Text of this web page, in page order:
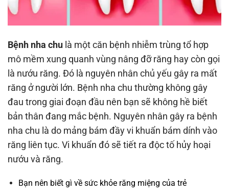
Bệnh nha chu là một căn bệnh nhiễm trùng tổ hợp
mô mềm xung quanh vùng nâng đỡ răng hay còn gọi
là nướu răng. Đó là nguyên nhân chủ yếu gây ra mất
răng ở người lớn. Bệnh nha chu thường không gây
đau trong giai đoạn đầu nên bạn sẽ không hề biết
bản thân đang mắc bệnh. Nguyên nhân gây ra bệnh
nha chu là do mảng bám đầy vi khuẩn bám dính vào
răng liên tục. Vi khuẩn đó sẽ tiết ra độc tố hủy hoại
nướu và răng.
Bạn nên biết gì về sức khỏe răng miệng của trẻ